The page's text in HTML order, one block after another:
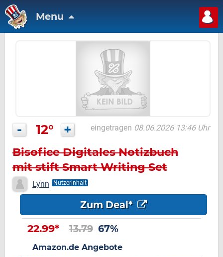
Menu
- 12° + eingetragen 08.06.2026 13:46 Uhr
Bisofice Digitales Notizbuch
mit stift Smart Writing Set
Lynn Nutzerinhalt
Zum Deal*
22.99* 13.79 67%
Amazon.de Angebote